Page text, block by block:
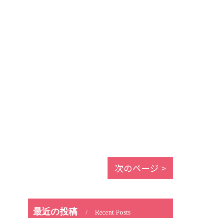
次のページ >
最近の投稿 Recent Posts